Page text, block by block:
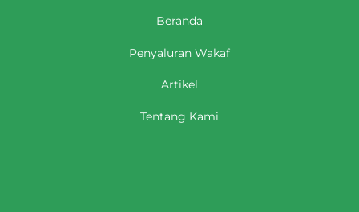
Beranda
Penyaluran Wakaf
Artikel
Tentang Kami